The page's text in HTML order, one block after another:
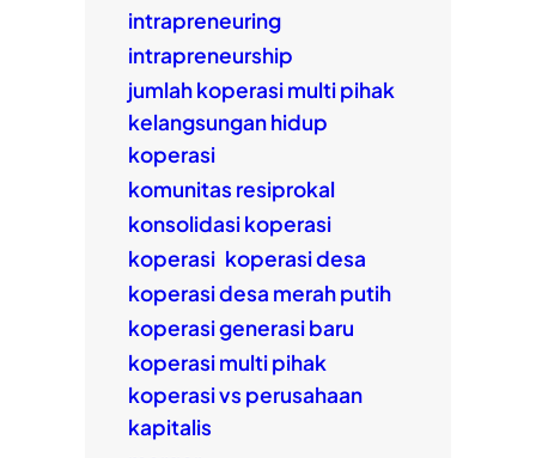
intrapreneuring
intrapreneurship
jumlah koperasi multi pihak
kelangsungan hidup
koperasi
komunitas resiprokal
konsolidasi koperasi
koperasi koperasi desa
koperasi desa merah putih
koperasi generasi baru
koperasi multi pihak
koperasi vs perusahaan
kapitalis